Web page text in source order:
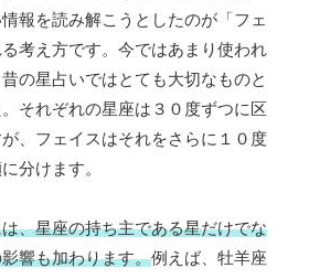
報を読み解こうとしたのが「フェ
考え方です。今ではあまり使われ
の星占いではとても大切なものと
それぞれの星座は３０度ずつに区
、フェイスはそれをさらに１０度
分けます。
、星座の持ち主である星だけでな
響も加わります。例えば、牡羊座